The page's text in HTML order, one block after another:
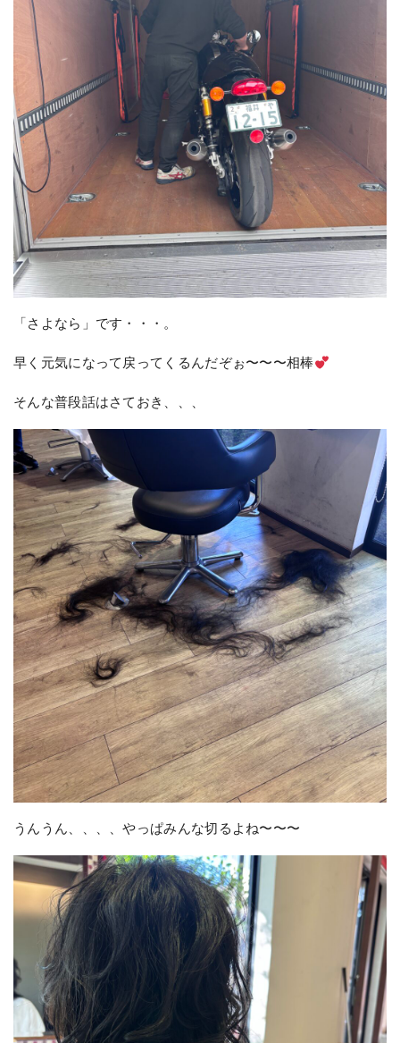
「さよなら」です・・・。
早く元気になって戻ってくるんだぞぉ〜〜〜相棒
そんな普段話はさておき、、、
うんうん、、、、やっぱみんな切るよね〜〜〜